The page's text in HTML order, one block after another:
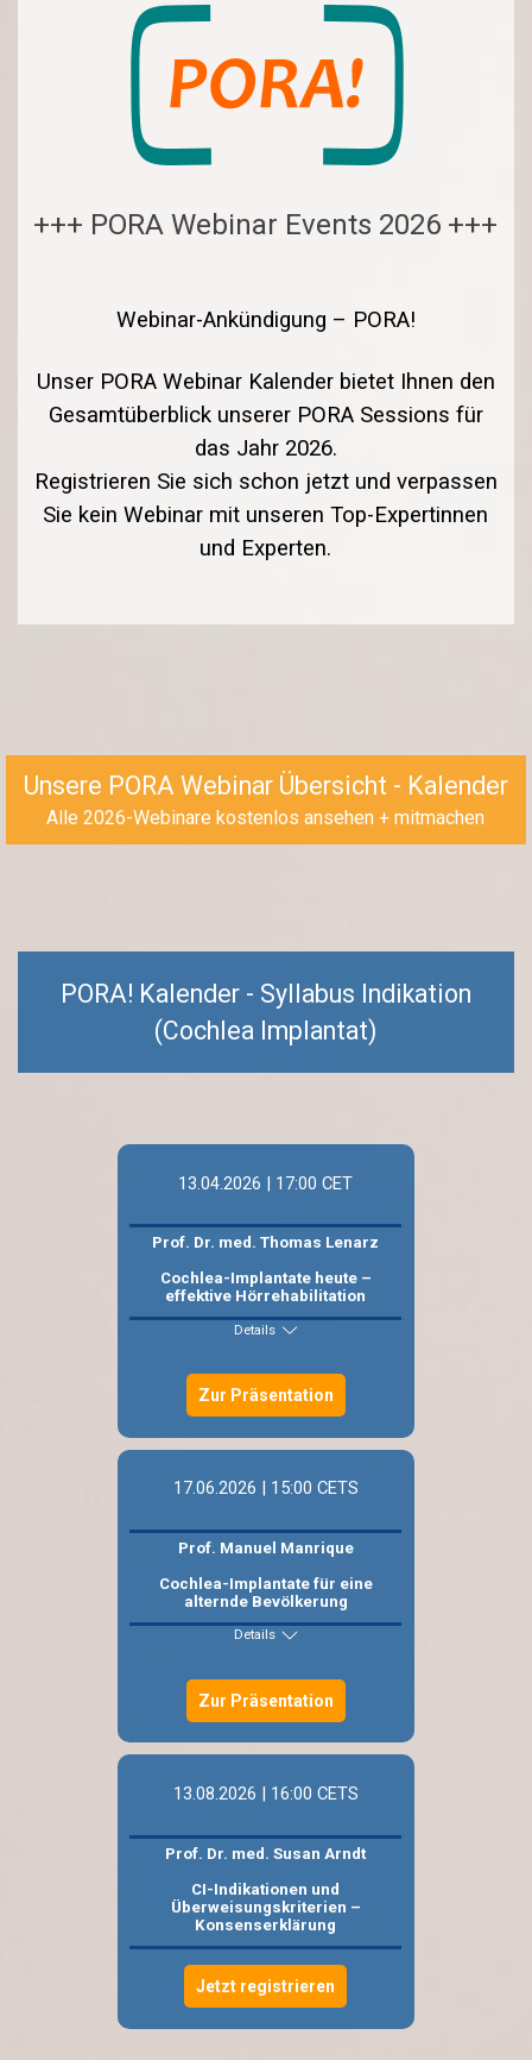
+++ PORA Webinar Events 2026 +++
Webinar-Ankündigung – PORA!
Unser PORA Webinar Kalender bietet Ihnen den
Gesamtüberblick unserer PORA Sessions für
das Jahr 2026.
Registrieren Sie sich schon jetzt und verpassen
Sie kein Webinar mit unseren Top-Expertinnen
und Experten.
Unsere PORA Webinar Übersicht - Kalender
Alle 2026-Webinare kostenlos ansehen + mitmachen
PORA! Kalender - Syllabus Indikation
(Cochlea Implantat)
13.04.2026 | 17:00 CET
Prof. Dr. med. Thomas Lenarz
Cochlea-Implantate heute –
effektive Hörrehabilitation
Details
Zur Präsentation
17.06.2026 | 15:00 CETS
Prof. Manuel Manrique
Cochlea-Implantate für eine
alternde Bevölkerung
Details
Zur Präsentation
13.08.2026 | 16:00 CETS
Prof. Dr. med. Susan Arndt
CI-Indikationen und
Überweisungskriterien –
Konsenserklärung
Jetzt registrieren